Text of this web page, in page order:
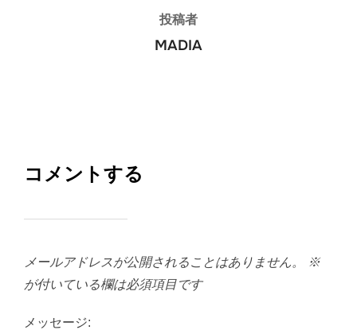
投稿者
MADIA
コメントする
メールアドレスが公開されることはありません。
※
が付いている欄は必須項目です
メッセージ: